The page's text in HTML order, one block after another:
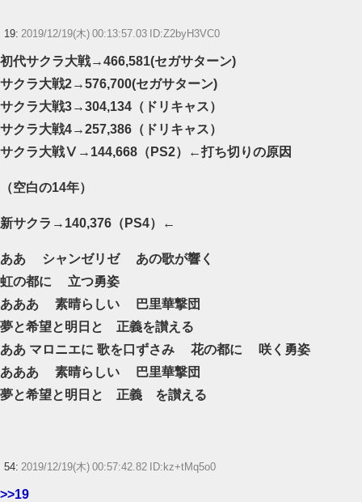
19: 2019/12/19(木) 00:13:57.03 ID:Z2byH3VC0
初代サクラ大戦→466,581(セガサターン)
サクラ大戦2→576,700(セガサターン)
サクラ大戦3→304,134（ドリキャス）
サクラ大戦4→257,386（ドリキャス）
サクラ大戦Ⅴ→144,668（PS2）←打ち切りの原因
（空白の14年）
新サクラ→140,376（PS4）←
ああ シャンゼリゼ あの歌が響く
虹の都に 立つ勇姿
あああ 素晴らしい 巴里華撃団
夢と希望と明日と 正義を讃える
ああ マロニエに 歌を口ずさみ 花の都に 咲く勇姿
あああ 素晴らしい 巴里華撃団
夢と希望と明日と 正義 を讃える
54: 2019/12/19(木) 00:57:42.82 ID:kz+tMq5o0
>>19